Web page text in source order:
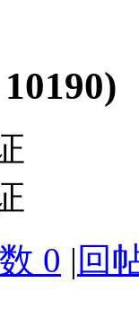
0 | 回